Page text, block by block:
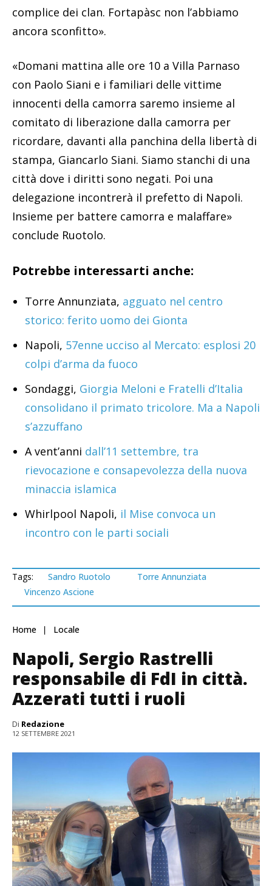
complice dei clan. Fortapàsc non l’abbiamo
ancora sconfitto».
«Domani mattina alle ore 10 a Villa Parnaso
con Paolo Siani e i familiari delle vittime
innocenti della camorra saremo insieme al
comitato di liberazione dalla camorra per
ricordare, davanti alla panchina della libertà di
stampa, Giancarlo Siani. Siamo stanchi di una
città dove i diritti sono negati. Poi una
delegazione incontrerà il prefetto di Napoli.
Insieme per battere camorra e malaffare»
conclude Ruotolo.
Potrebbe interessarti anche:
Torre Annunziata, agguato nel centro
storico: ferito uomo dei Gionta
Napoli, 57enne ucciso al Mercato: esplosi 20
colpi d’arma da fuoco
Sondaggi, Giorgia Meloni e Fratelli d’Italia
consolidano il primato tricolore. Ma a Napoli
s’azzuffano
A vent’anni dall’11 settembre, tra
rievocazione e consapevolezza della nuova
minaccia islamica
Whirlpool Napoli, il Mise convoca un
incontro con le parti sociali
Tags: Sandro Ruotolo
Torre Annunziata
Vincenzo Ascione
Home Locale
Napoli, Sergio Rastrelli
responsabile di FdI in città.
Azzerati tutti i ruoli
Di Redazione
12 SETTEMBRE 2021